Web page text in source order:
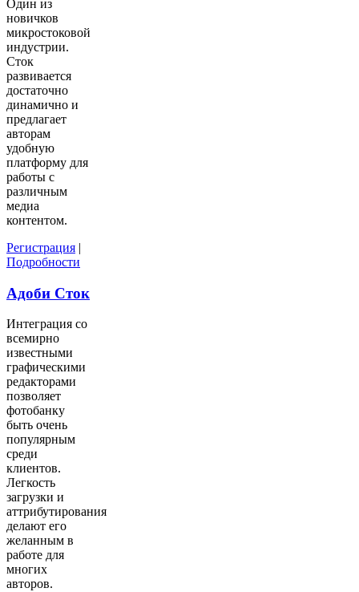
Один из
новичков
микростоковой
индустрии.
Сток
развивается
достаточно
динамично и
предлагает
авторам
удобную
платформу для
работы с
различным
медиа
контентом.
Регистрация |
Подробности
Адоби Сток
Интеграция со
всемирно
известными
графическими
редакторами
позволяет
фотобанку
быть очень
популярным
среди
клиентов.
Легкость
загрузки и
аттрибутирования
делают его
желанным в
работе для
многих
авторов.